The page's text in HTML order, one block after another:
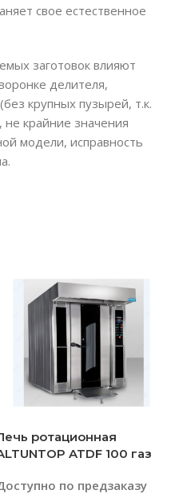
свое естественное
заготовок влияют
делителя,
крупных пузырей, т.к.
крайние значения
модели, исправность
ротационная
ATDF 100 газ
по предзаказу